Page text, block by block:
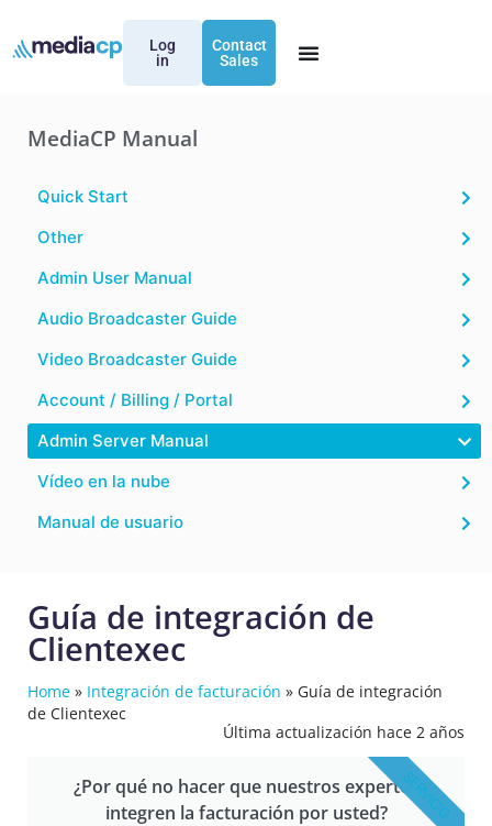
Log
in
Contact
Sales
MediaCP Manual
Quick Start
Other
Admin User Manual
Audio Broadcaster Guide
Video Broadcaster Guide
Account / Billing / Portal
Admin Server Manual
Vídeo en la nube
Manual de usuario
Guía de integración de
Clientexec
Home » Integración de facturación » Guía de integración
de Clientexec
Última actualización hace 2 años
¿Por qué no hacer que nuestros expertos
integren la facturación por usted? SERVICIO